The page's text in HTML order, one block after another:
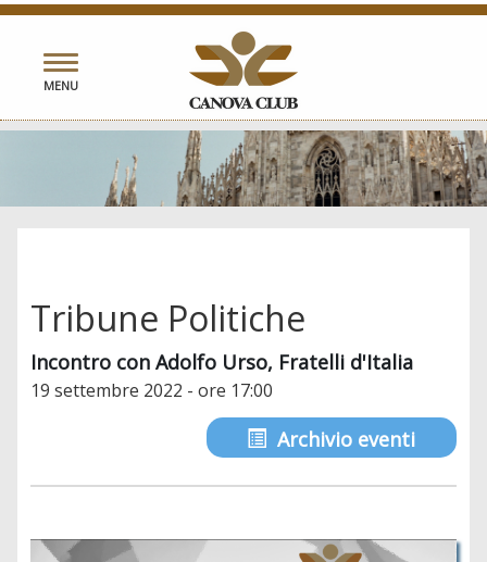
Toggle
navigation
MENU
Tribune Politiche
Incontro con Adolfo Urso, Fratelli d'Italia
19 settembre 2022 - ore 17:00
Archivio eventi